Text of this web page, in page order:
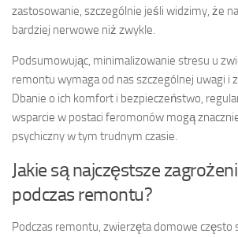
zastosowanie, szczególnie jeśli widzimy, że
bardziej nerwowe niż zwykle.
Podsumowując, minimalizowanie stresu u
remontu wymaga od nas szczególnej uwagi i
Dbanie o ich komfort i bezpieczeństwo,
wsparcie w postaci feromonów mogą
psychiczny w tym trudnym czasie.
Jakie są najczęstsze
podczas remontu?
Podczas remontu, zwierzęta domowe często